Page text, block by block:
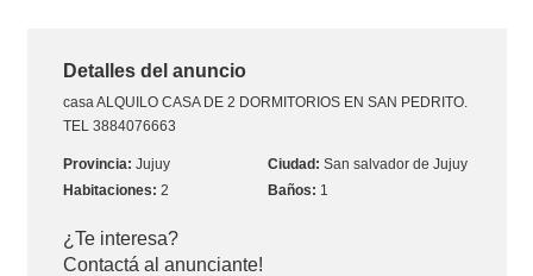
Detalles del anuncio
casa ALQUILO CASA DE 2 DORMITORIOS EN SAN PEDRITO.
TEL 3884076663
Jujuy
San salvador de Jujuy
2
1
¿Te interesa?
Contactá al anunciante!